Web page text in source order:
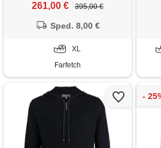
261,00 € 395,00 €
Sped. 8,00 €
XL
Farfetch